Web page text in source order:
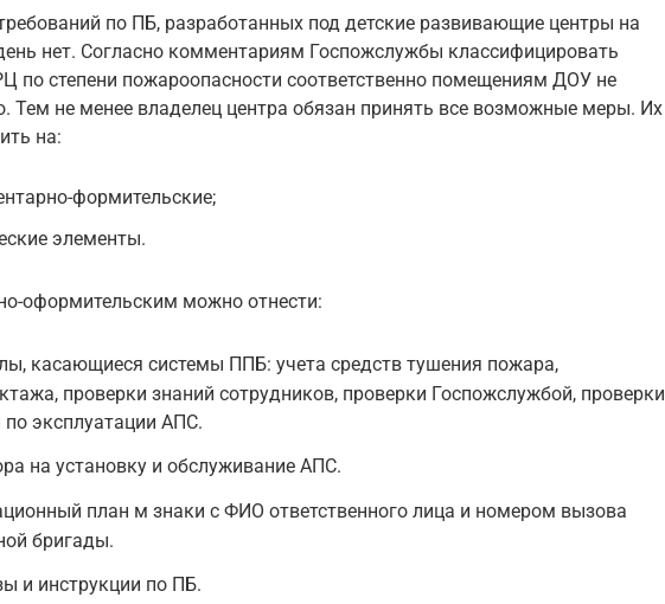
по ПБ, разработанных под детские развивающие центры на
нет. Согласно комментариям Госпожслужбы классифицировать
по степени пожароопасности соответственно помещениям ДОУ не
Тем не менее владелец центра обязан принять все возможные меры. Их
на:
формительские;
элементы.
оформительским можно отнести:
касающиеся системы ППБ: учета средств тушения пожара,
проверки знаний сотрудников, проверки Госпожслужбой, проверки
по эксплуатации АПС.
на установку и обслуживание АПС.
план м знаки с ФИО ответственного лица и номером вызова
бригады.
и инструкции по ПБ.